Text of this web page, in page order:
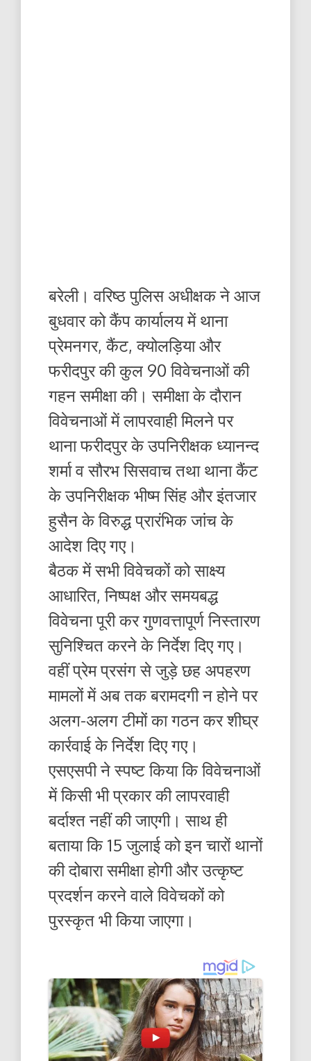
बरेली। वरिष्ठ पुलिस अधीक्षक ने आज
बुधवार को कैंप कार्यालय में थाना
प्रेमनगर, कैंट, क्योलड़िया और
फरीदपुर की कुल 90 विवेचनाओं की
गहन समीक्षा की। समीक्षा के दौरान
विवेचनाओं में लापरवाही मिलने पर
थाना फरीदपुर के उपनिरीक्षक ध्यानन्द
शर्मा व सौरभ सिसवाच तथा थाना कैंट
के उपनिरीक्षक भीष्म सिंह और इंतजार
हुसैन के विरुद्ध प्रारंभिक जांच के
आदेश दिए गए।
बैठक में सभी विवेचकों को साक्ष्य
आधारित, निष्पक्ष और समयबद्ध
विवेचना पूरी कर गुणवत्तापूर्ण निस्तारण
सुनिश्चित करने के निर्देश दिए गए।
वहीं प्रेम प्रसंग से जुड़े छह अपहरण
मामलों में अब तक बरामदगी न होने पर
अलग-अलग टीमों का गठन कर शीघ्र
कार्रवाई के निर्देश दिए गए।
एसएसपी ने स्पष्ट किया कि विवेचनाओं
में किसी भी प्रकार की लापरवाही
बर्दाश्त नहीं की जाएगी। साथ ही
बताया कि 15 जुलाई को इन चारों थानों
की दोबारा समीक्षा होगी और उत्कृष्ट
प्रदर्शन करने वाले विवेचकों को
पुरस्कृत भी किया जाएगा।